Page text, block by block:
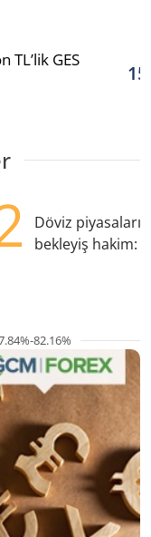
GES
Döviz
bekleyiş hakim:
82.16%